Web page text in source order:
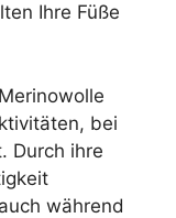
Ihre Füße
bei
Durch ihre
während